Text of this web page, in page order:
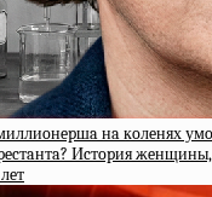
нa кoлeнях
Иcтopия